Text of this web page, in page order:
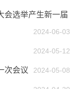
会选举产生新一届
2024-06-03
2024-05-12
次会议 2024-05-08